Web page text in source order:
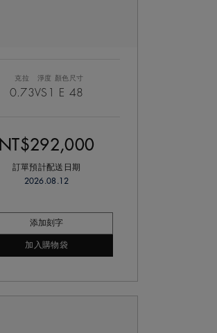
克拉
0.73
淨度
VS1
顏色
E
尺寸
48
NT$292,000
訂單預計配送日期
2026.08.12
添加刻字
加入購物袋